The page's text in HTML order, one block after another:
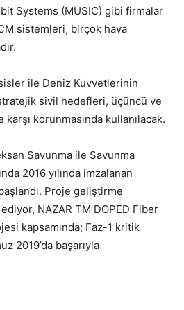
Systems (MUSIC) gibi firmalar
sistemleri, birçok hava
ile Deniz Kuvvetlerinin
sivil hedefleri, üçüncü ve
korunmasında kullanılacak.
Savunma ile Savunma
2016 yılında imzalanan
Proje geliştirme
NAZAR TM DOPED Fiber
kapsamında; Faz-1 kritik
2019’da başarıyla